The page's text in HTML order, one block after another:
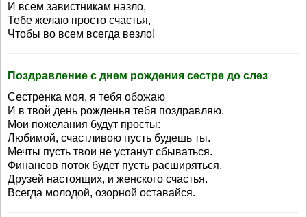
И всем завистникам назло,
Тебе желаю просто счастья,
Чтобы во всем всегда везло!
Поздравление с днем рождения сестре до слез
Сестренка моя, я тебя обожаю
И в твой день рожденья тебя поздравляю.
Мои пожелания будут просты:
Любимой, счастливою пусть будешь ты.
Мечты пусть твои не устанут сбываться.
Финансов поток будет пусть расширяться.
Друзей настоящих, и женского счастья.
Всегда молодой, озорной оставайся.